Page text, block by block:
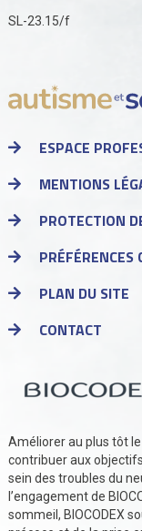
SL-23.15/f
Améliorer au plus tôt le
contribuer aux
sein des troubles du
l’engagement de
sommeil, BIOCODEX
ESPACE
MENTIONS
PROTECTION
PRÉFÉRENCES
PLAN DU SITE
CONTACT